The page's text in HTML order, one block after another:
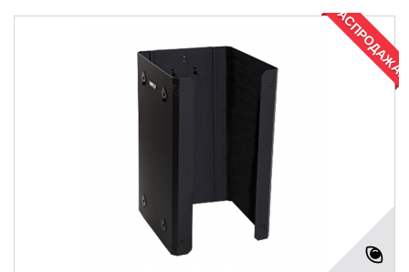
РАСПРОДАЖА!